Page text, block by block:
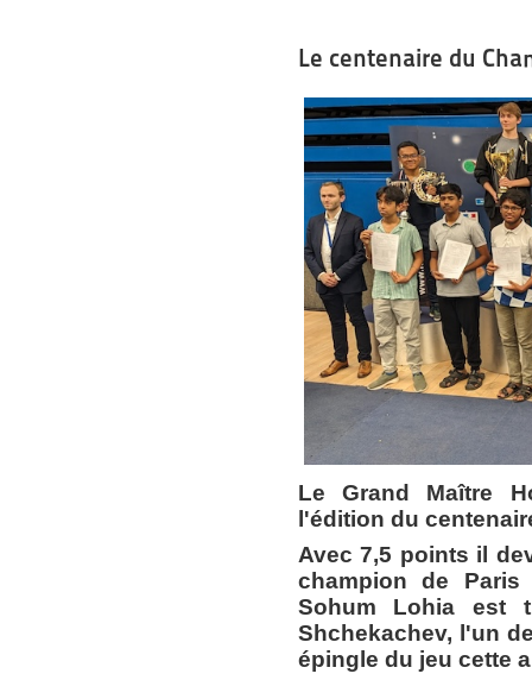
Le centenaire du
Le Grand Maître
l'édition du
Avec 7,5 points il
champion de
Sohum Lohia est
Shchekachev, l'un
épingle du jeu cette